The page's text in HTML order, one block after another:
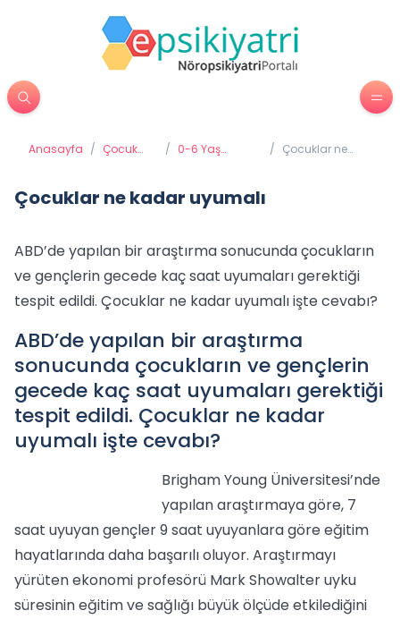
Anasayfa / Çocuk
/ 0-6 Yaş
/ Çocuklar ne
Çocuklar ne kadar uyumalı
ABD’de yapılan bir araştırma sonucunda çocukların
ve gençlerin gecede kaç saat uyumaları gerektiği
tespit edildi. Çocuklar ne kadar uyumalı işte cevabı?
ABD’de yapılan bir araştırma
sonucunda çocukların ve gençlerin
gecede kaç saat uyumaları gerektiği
tespit edildi. Çocuklar ne kadar
uyumalı işte cevabı?
Brigham Young Üniversitesi’nde
yapılan araştırmaya göre, 7
saat uyuyan gençler 9 saat uyuyanlara göre eğitim
hayatlarında daha başarılı oluyor. Araştırmayı
yürüten ekonomi profesörü Mark Showalter uyku
süresinin eğitim ve sağlığı büyük ölçüde etkilediğini